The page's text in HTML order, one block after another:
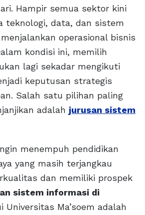
Hampir semua sektor kini
teknologi, data, dan sistem
operasional bisnis
kondisi ini, memilih
lagi sekadar mengikuti
keputusan strategis
Salah satu pilihan paling
adalah jurusan sistem
menempuh pendidikan
yang masih terjangkau
dan memiliki prospek
sistem informasi di
Universitas Ma’soem adalah